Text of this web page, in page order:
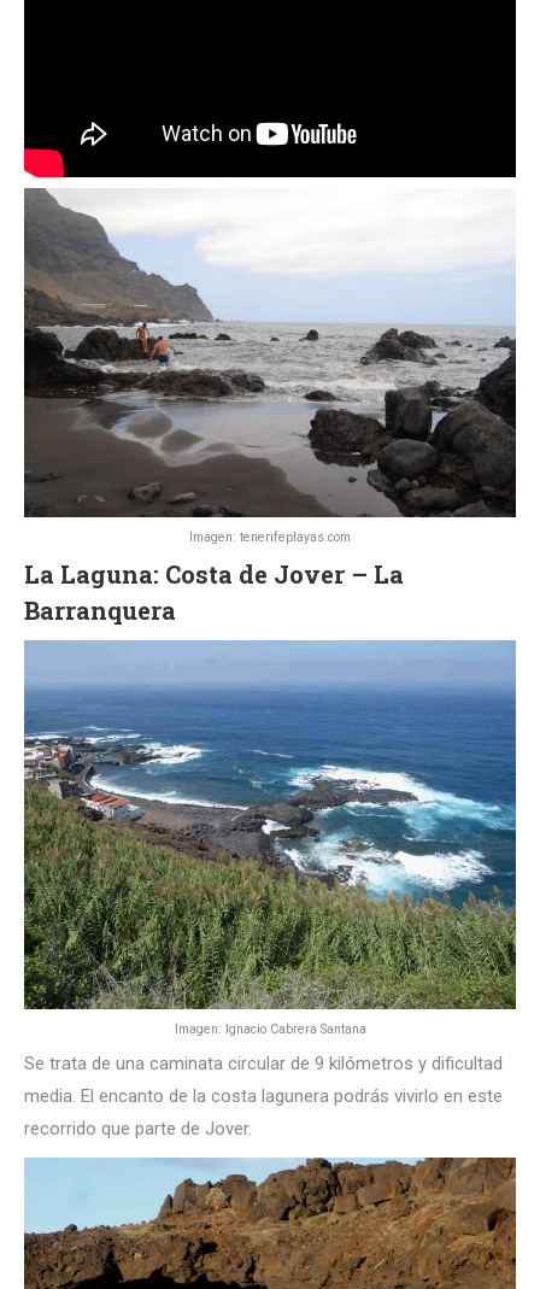
Imagen: tenerifeplayas.com
La Laguna: Costa de Jover – La
Barranquera
Imagen: Ignacio Cabrera Santana
Se trata de una caminata circular de 9 kilómetros y dificultad
media. El encanto de la costa lagunera podrás vivirlo en este
recorrido que parte de Jover.